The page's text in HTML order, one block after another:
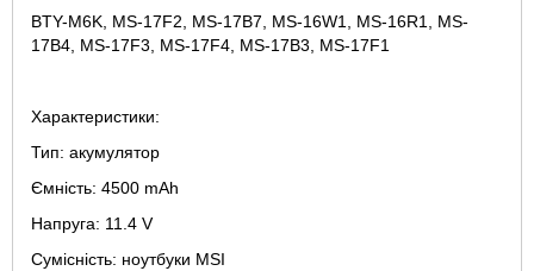
BTY-M6K, MS-17F2, MS-17B7, MS-16W1, MS-16R1, MS-
17B4, MS-17F3, MS-17F4, MS-17B3, MS-17F1
Характеристики:
Тип: акумулятор
Ємність: 4500 mAh
Напруга: 11.4 V
Сумісність: ноутбуки MSI